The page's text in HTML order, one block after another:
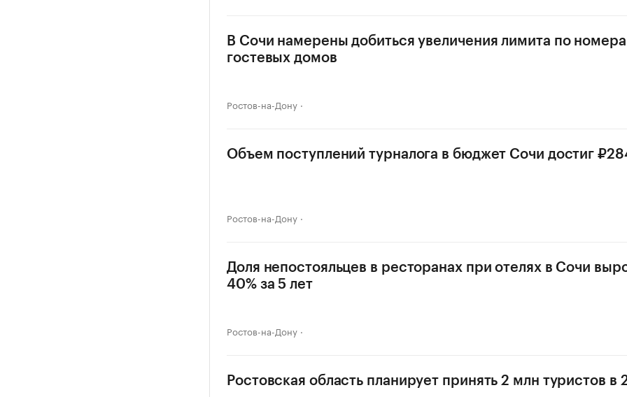
В Сочи намерены добиться увеличения лимита по
гостевых домов
Ростов-на-Дону
Объем поступлений турналога в бюджет Сочи достиг
Ростов-на-Дону
Доля непостояльцев в ресторанах при отелях в Сочи
40% за 5 лет
Ростов-на-Дону
Ростовская область планирует принять 2 млн туристов в